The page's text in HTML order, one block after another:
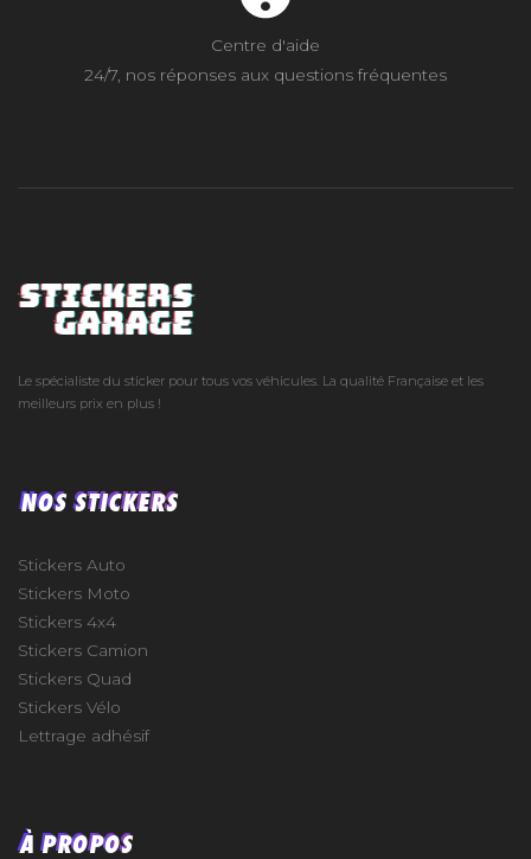
Centre d'aide
24/7, nos réponses aux questions fréquentes
Le spécialiste du sticker pour tous vos véhicules. La qualité Française et les
meilleurs prix en plus !
NOS STICKERS
Stickers Auto
Stickers Moto
Stickers 4x4
Stickers Camion
Stickers Quad
Stickers Vélo
Lettrage adhésif
À PROPOS